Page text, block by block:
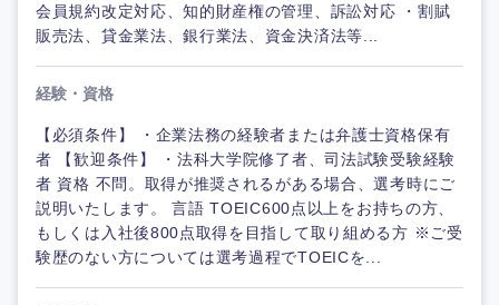
会員規約改定対応、知的財産権の管理、訴訟対応 ・割賦
販売法、貸金業法、銀行業法、資金決済法等...
経験・資格
【必須条件】 ・企業法務の経験者または弁護士資格保有
者 【歓迎条件】 ・法科大学院修了者、司法試験受験経験
者 資格 不問。取得が推奨されるがある場合、選考時にご
説明いたします。 言語 TOEIC600点以上をお持ちの方、
もしくは入社後800点取得を目指して取り組める方 ※ご受
験歴のない方については選考過程でTOEICを...